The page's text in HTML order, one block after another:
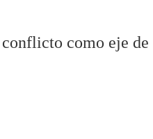
como eje de